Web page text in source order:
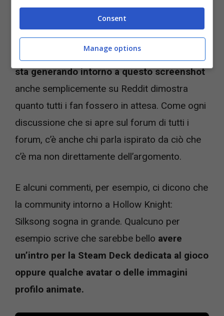
conferma che questo è il suo nome reale.
C’è ovviamente tanto da scoprire all’interno di
Hollow Knight: Silksong ma il fermento che
sta generando intorno a questo screenshot
anche semplicemente su Reddit dimostra
quanto tutti i fan fossero in attesa. Come ogni
discussione che si apre sul forum di tutti i
forum, c’è anche chi parla ispirato da ciò che
c’è ma non direttamente dell’argomento.
E alcuni commenti, per esempio, ci dicono che
la community intorno a Hollow Knight:
Silksong sogna in grande. Qualcuno per
esempio scrive che sarebbe bello avere
un’intro per la Steam Deck dedicata al gioco
oppure qualche avatar o delle immagini
profilo animate.
Consent
Manage options